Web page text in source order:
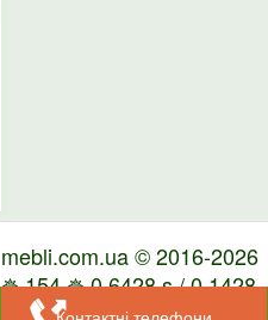
mebli.com.ua © 2016-2026
✵ 154 ✵ 0.6428 s / 0.1428